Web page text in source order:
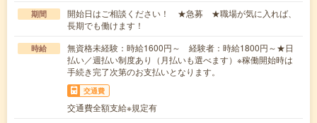
期間
開始日はご相談ください！ ★急募 ★職場が気に入れば、
長期でも働けます！
時給
無資格未経験：時給1600円～ 経験者：時給1800円～★日
払い／週払い制度あり（月払いも選べます）※稼働開始時は
手続き完了次第のお支払いとなります。
交通費
交通費全額支給※規定有